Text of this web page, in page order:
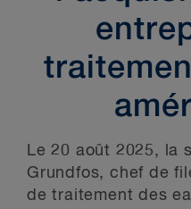
Le 20 août 2025, la
Grundfos, chef de
de traitement des